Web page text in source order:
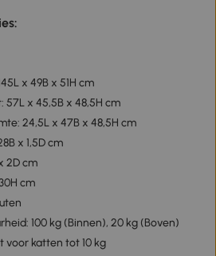
x 49B x 51H cm
x 45,5B x 48,5H cm
24,5L x 47B x 48,5H cm
x 1,5D cm
2D cm
cm
100 kg (Binnen), 20 kg (Boven)
voor katten tot 10 kg